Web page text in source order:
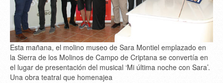
Esta mañana, el molino museo de Sara Montiel emplazado en
la Sierra de los Molinos de Campo de Criptana se convertía en
el lugar de presentación del musical ‘Mi última noche con Sara’.
Una obra teatral que homenajea